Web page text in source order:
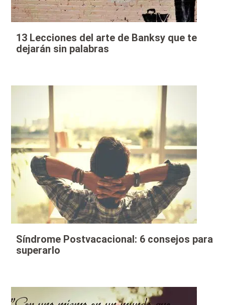
13 Lecciones del arte de Banksy que te
dejarán sin palabras
Síndrome Postvacacional: 6 consejos para
superarlo